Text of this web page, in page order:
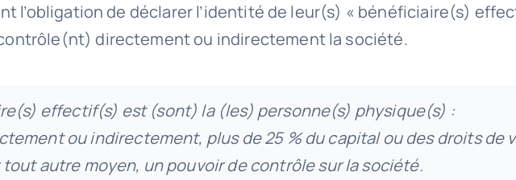
l’obligation de déclarer l’identité de leur(s) « bénéficiaire(s)
directement ou indirectement la société.
effectif(s) est (sont) la (les) personne(s) physique(s) :
ou indirectement, plus de 25 % du capital ou des droits de
autre moyen, un pouvoir de contrôle sur la société.